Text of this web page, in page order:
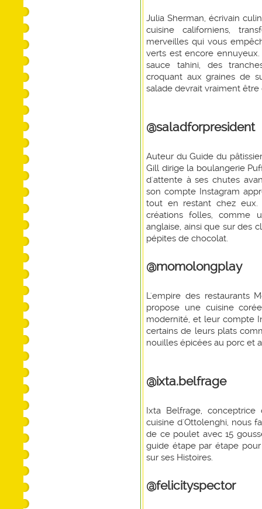
Julia Sherman, écrivain
cuisine californiens,
merveilles qui vous
verts est encore
sauce tahini, des
croquant aux graines de
salade devrait vraiment
@saladforpresident
Auteur du Guide du
Gill dirige la boulangerie
d'attente à ses chutes
son compte Instagram
tout en restant chez eux.
créations folles, comme
anglaise, ainsi que sur des
pépites de chocolat.
@momolongplay
L'empire des restaurants
propose une cuisine
modernité, et leur compte
certains de leurs plats
nouilles épicées au porc et
@ixta.belfrage
Ixta Belfrage,
cuisine d'Ottolenghi, nous
de ce poulet avec 15
guide étape par étape
sur ses Histoires.
@felicityspector